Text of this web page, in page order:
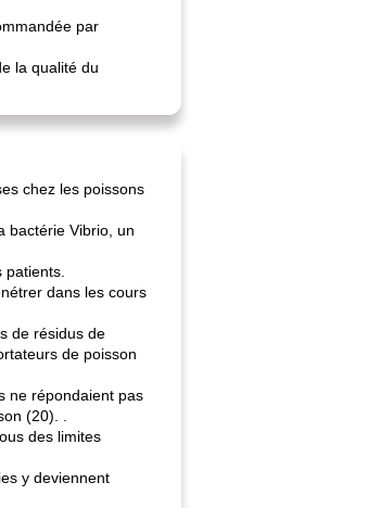
par
la qualité du
chez les poissons
bactérie Vibrio, un
dans les cours
de résidus de
de poisson
ne répondaient pas
(20). .
des limites
y deviennent